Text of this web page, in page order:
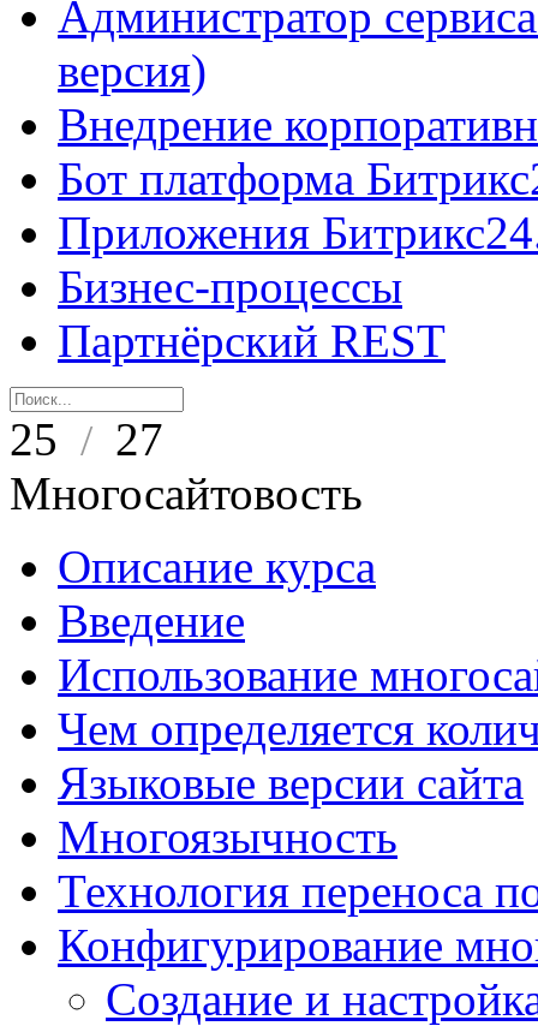
Администратор
версия)
Внедрение
Бот платформа
Приложения
Бизнес-процессы
Партнёрский REST
25 / 27
Многосайтовость
Описание курса
Введение
Использование
Чем определяется
Языковые версии сайта
Многоязычность
Технология переноса
Конфигурирование
Создание и